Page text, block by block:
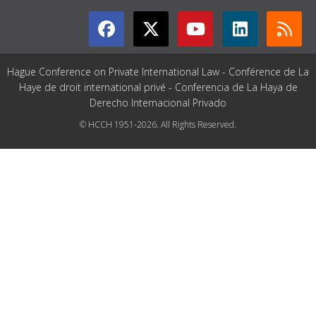
Hague Conference on Private International Law - Conférence de La
Haye de droit international privé - Conferencia de La Haya de
Derecho Internacional Privado
© HCCH 1951-2026. All Rights Reserved.